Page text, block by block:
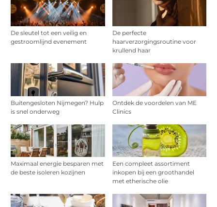
De sleutel tot een veilig en
gestroomlijnd evenement
De perfecte
haarverzorgingsroutine voor
krullend haar
Buitengesloten Nijmegen? Hulp
is snel onderweg
Ontdek de voordelen van ME
Clinics
Maximaal energie besparen met
de beste isoleren kozijnen
Een compleet assortiment
inkopen bij een groothandel
met etherische olie